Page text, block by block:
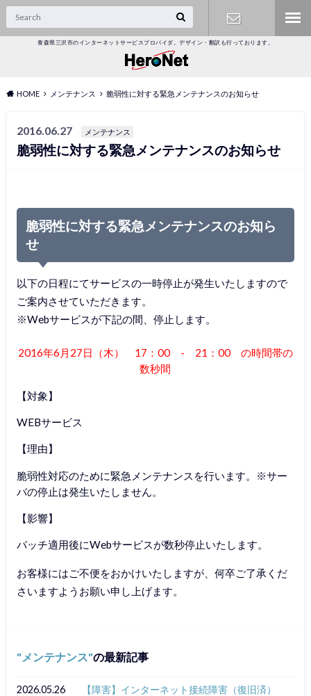
青森県三沢市のインターネットサービスプロバイダ。デザイン・翻訳も行っております。
HOME メンテナンス 脆弱性に対する緊急メンテナンスのお知らせ
2016.06.27 メンテナンス
脆弱性に対する緊急メンテナンスのお知らせ
脆弱性に対する緊急メンテナンスのお知ら
せ
以下の日程にてサービスの一時停止が発生いたしますので
ご案内させていただきます。
※Webサービスが下記の間、停止します。
2016年6月27日（木） 17：00 - 21：00 の時間帯の
数秒間
【対象】
WEBサービス
【理由】
脆弱性対応のために緊急メンテナンスを行います。※サー
バの停止は発生いたしません。
【影響】
パッチ適用後にWebサービスが数秒停止いたします。
お客様にはご不便をおかけいたしますが、何卒ご了承くだ
さいますようお願い申し上げます。
メンテナンス の最新記事
2026.05.26 【障害】インターネット接続障害（復旧済）